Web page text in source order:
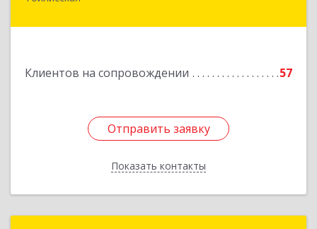
Клиентов на сопровождении 57
Отправить заявку
Показать контакты
Отправить заявку
Назад